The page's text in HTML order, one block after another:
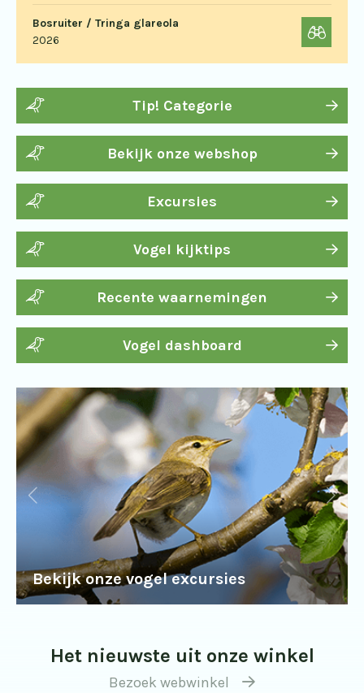
Bosruiter / Tringa glareola
2026
Tip! Categorie
Bekijk onze webshop
Excursies
Vogel kijktips
Recente waarnemingen
Vogel dashboard
Bekijk onze vogel excursies
Het nieuwste uit onze winkel
Bezoek webwinkel